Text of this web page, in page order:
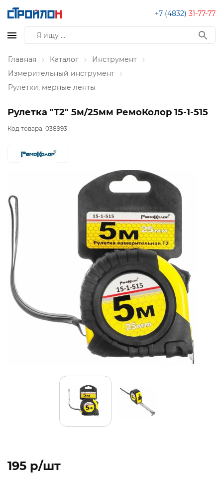
+7 (4832) 31-77-77
Главная Каталог
Инструмент
Измерительный инструмент
Рулетки, мерные ленты
Рулетка "Т2" 5м/25мм РемоКолор 15-1-515
Код товара: 038993
195 p/шт